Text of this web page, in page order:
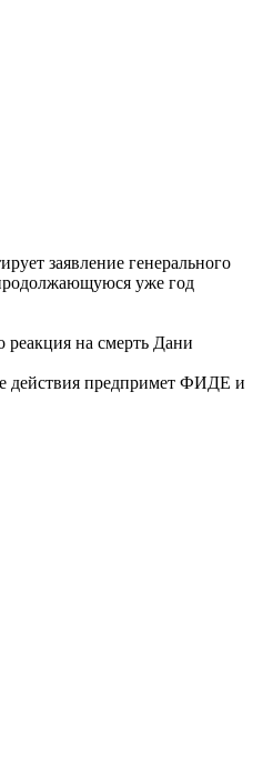
заявление генерального
уже год
на смерть Дани
действия предпримет ФИДЕ и